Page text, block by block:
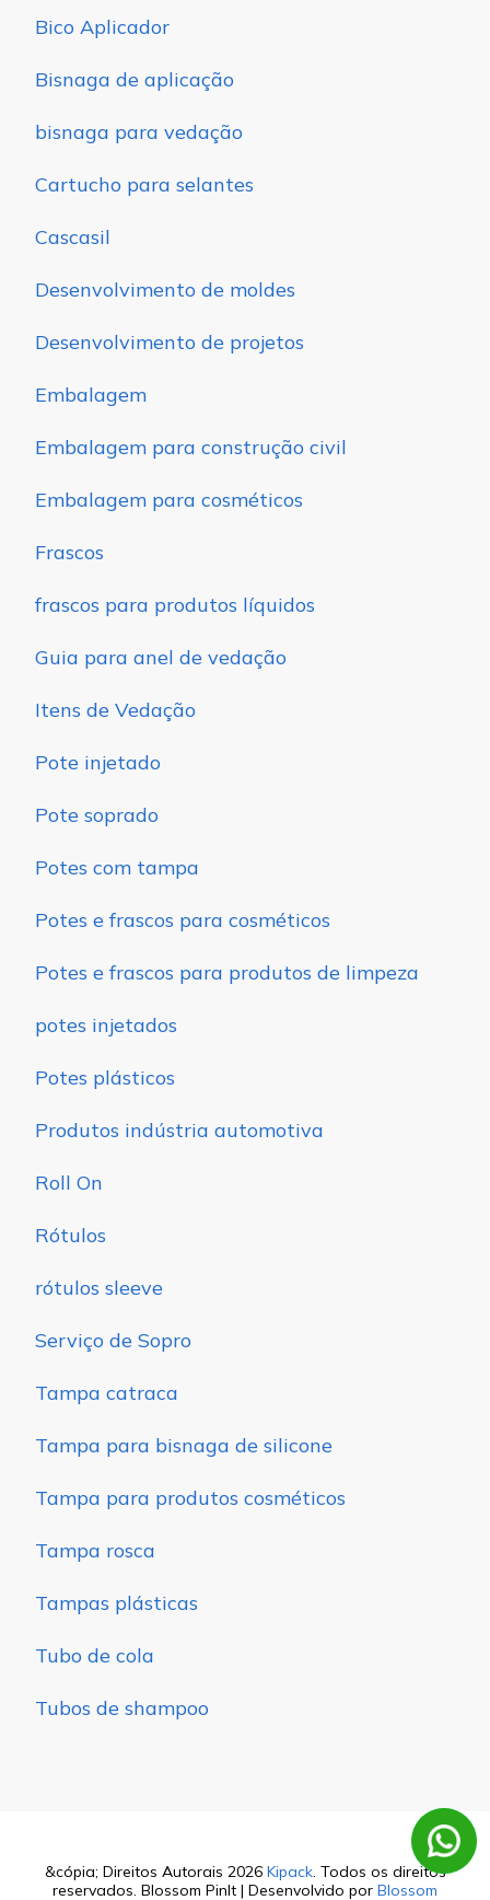
Bico Aplicador
Bisnaga de aplicação
bisnaga para vedação
Cartucho para selantes
Cascasil
Desenvolvimento de moldes
Desenvolvimento de projetos
Embalagem
Embalagem para construção civil
Embalagem para cosméticos
Frascos
frascos para produtos líquidos
Guia para anel de vedação
Itens de Vedação
Pote injetado
Pote soprado
Potes com tampa
Potes e frascos para cosméticos
Potes e frascos para produtos de limpeza
potes injetados
Potes plásticos
Produtos indústria automotiva
Roll On
Rótulos
rótulos sleeve
Serviço de Sopro
Tampa catraca
Tampa para bisnaga de silicone
Tampa para produtos cosméticos
Tampa rosca
Tampas plásticas
Tubo de cola
Tubos de shampoo
&cópia; Direitos Autorais 2026 Kipack. Todos os direitos
reservados. Blossom PinIt | Desenvolvido por Blossom